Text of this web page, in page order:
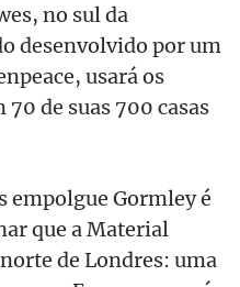
no sul da
desenvolvido por um
usará os
de suas 700 casas
empolgue Gormley é
que a Material
de Londres: uma